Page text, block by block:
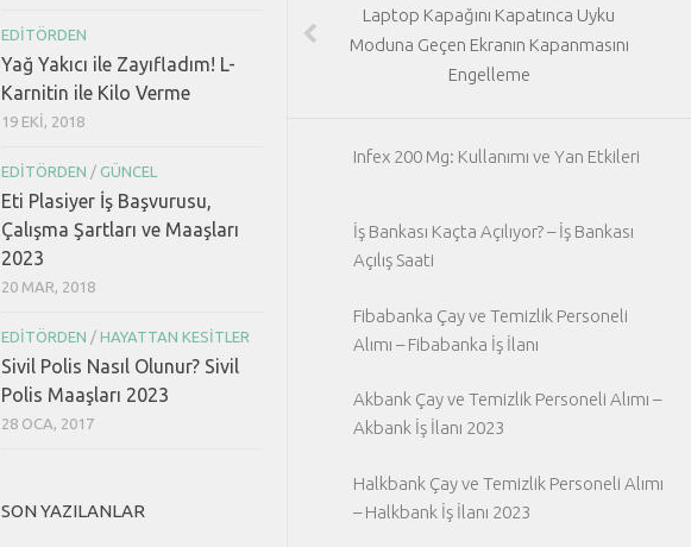
Laptop Kapağını Kapatınca Uyku
Moduna Geçen Ekranın Kapanmasını
Engelleme
Infex 200 Mg: Kullanımı ve Yan Etkileri
İş Bankası Kaçta Açılıyor? – İş Bankası
Açılış Saati
Fibabanka Çay ve Temizlik Personeli
Alımı – Fibabanka İş İlanı
Akbank Çay ve Temizlik Personeli Alımı –
Akbank İş İlanı 2023
Halkbank Çay ve Temizlik Personeli Alımı
– Halkbank İş İlanı 2023
EDITÖRDEN
Yağ Yakıcı ile Zayıfladım! L-
Karnitin ile Kilo Verme
19 EKI, 2018
EDITÖRDEN / GÜNCEL
Eti Plasiyer İş Başvurusu,
Çalışma Şartları ve Maaşları
2023
20 MAR, 2018
EDITÖRDEN / HAYATTAN KESITLER
Sivil Polis Nasıl Olunur? Sivil
Polis Maaşları 2023
28 OCA, 2017
SON YAZILANLAR